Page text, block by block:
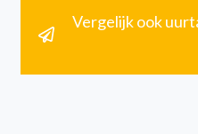
Vergelijk ook